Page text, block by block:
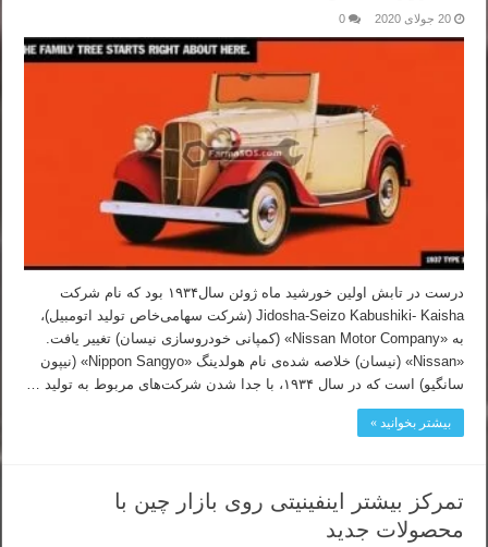
20 جولای 2020 0
درست در تابش اولین خورشید ماه ژوئن سال۱۹۳۴ بود که نام شرکت
Jidosha-Seizo Kabushiki- Kaisha (شرکت سهامی‌خاص تولید اتومبیل)،
به «Nissan Motor Company» (کمپانی خودروسازی نیسان) تغییر یافت.
«Nissan» (نیسان) خلاصه‌ شده‌ی نام هولدینگ «Nippon Sangyo» (نیپون
سانگیو) است که در سال ۱۹۳۴، با جدا شدن شرکت‌های مربوط به تولید …
بیشتر بخوانید »
تمرکز بیشتر اینفینیتی روی بازار چین با
محصولات جدید